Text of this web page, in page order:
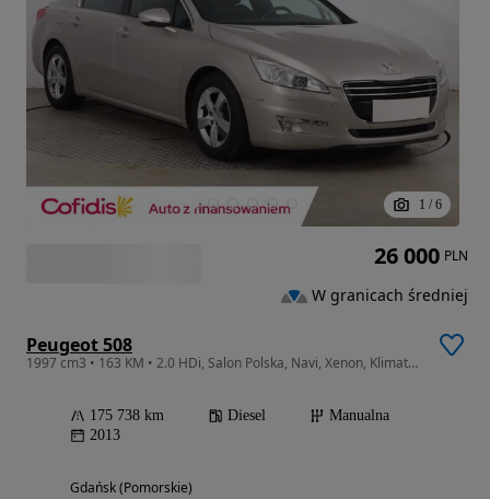
1 / 6
Peugeot 508
1997 cm3 • 163 KM • 2.0 HDi, Salon Polska, Navi, Xenon, Klimatronic, Tempomat, Parktronic
175 738 km Diesel
Manualna
2013
Gdańsk (Pomorskie)
26 000 PLN
W granicach średniej